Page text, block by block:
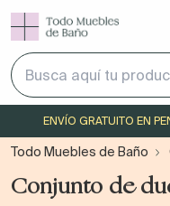
ENVÍO GRATUITO EN
Todo Muebles de Baño
Conjunto de